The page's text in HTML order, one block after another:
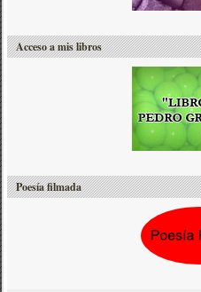
Acceso a mis libros
Poesía filmada